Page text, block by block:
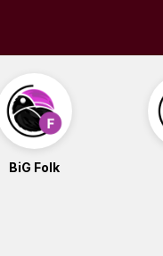
BiG Folk